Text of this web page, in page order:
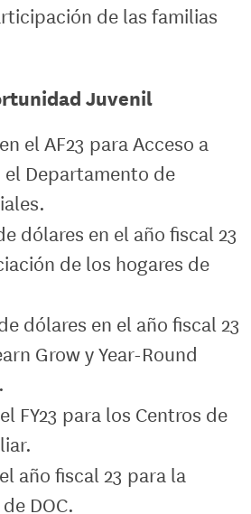
de las familias
Juvenil
el AF23 para Acceso a
el Departamento de
dólares en el año fiscal 23
de los hogares de
dólares en el año fiscal 23
Grow y Year-Round
FY23 para los Centros de
año fiscal 23 para la
DOC.